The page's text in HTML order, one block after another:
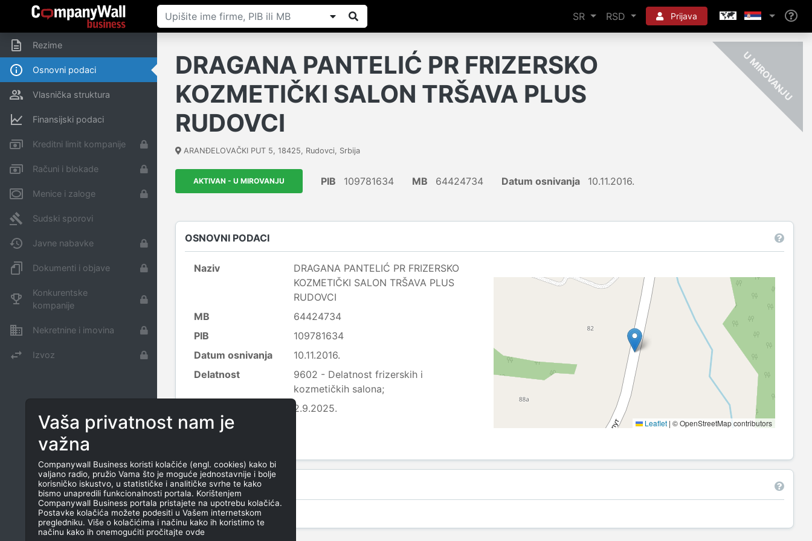
SR RSD Prijava
Rezime
Osnovni podaci
Vlasnička struktura
Finansijski podaci
Kreditni limit kompanije
Računi i blokade
Menice i zaloge
Sudski sporovi
Javne nabavke
Dokumenti i objave
Konkurentske
kompanije
Nekretnine i imovina
Izvoz
DRAGANA PANTELIĆ PR FRIZERSKO
KOZMETIČKI SALON TRŠAVA PLUS
RUDOVCI
ARANĐELOVAČKI PUT 5, 18425, Rudovci, Srbija
-
U
AKTIVAN - U MIROVANJU PIB 109781634 MB 64424734 Datum osnivanja 10.11.2016.
OSNOVNI PODACI
Naziv
DRAGANA PANTELIĆ PR FRIZERSKO
KOZMETIČKI SALON TRŠAVA PLUS
RUDOVCI
MB
64424734
PIB
109781634
Datum osnivanja
10.11.2016.
Delatnost
9602 - Delatnost frizerskih i
kozmetičkih salona;
privremenog
2.9.2025.
Leaflet | © OpenStreetMap contributors
KONTAKTI
Vaša privatnost nam je
važna
Companywall Business koristi kolačiće (engl. cookies) kako bi
valjano radio, pružio Vama što je moguće jednostavnije i bolje
korisničko iskustvo, u statističke i analitičke svrhe te kako
bismo unapredili funkcionalnosti portala. Korištenjem
Companywall Business portala pristajete na upotrebu kolačića.
Postavke kolačića možete podesiti u Vašem internetskom
pregledniku. Više o kolačićima i načinu kako ih koristimo te
načinu kako ih onemogućiti pročitajte ovde